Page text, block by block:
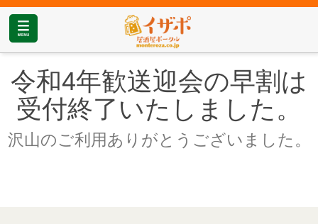
令和4年歓送迎会の早割は
受付終了いたしました。
沢山のご利用ありがとうございました。